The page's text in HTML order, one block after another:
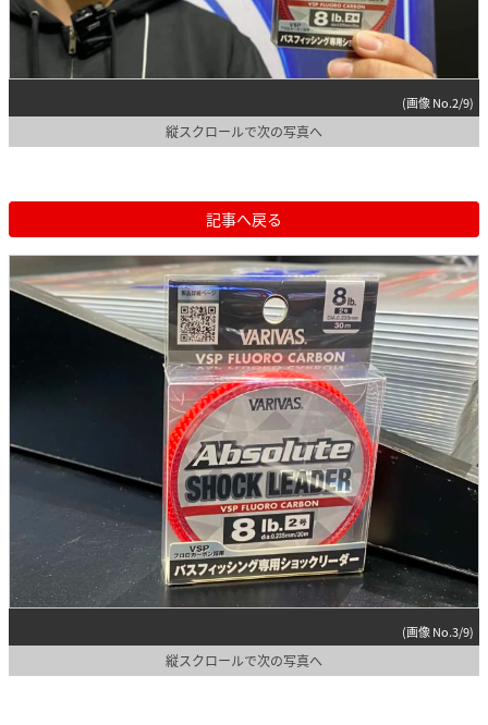
(画像 No.2/9)
縦スクロールで次の写真へ
記事へ戻る
(画像 No.3/9)
縦スクロールで次の写真へ